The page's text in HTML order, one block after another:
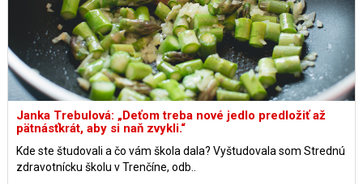
Janka Trebulová: „Deťom treba nové jedlo predložiť až
pätnásťkrát, aby si naň zvykli.“
Kde ste študovali a čo vám škola dala? Vyštudovala som Strednú
zdravotnícku školu v Trenčíne, odb..